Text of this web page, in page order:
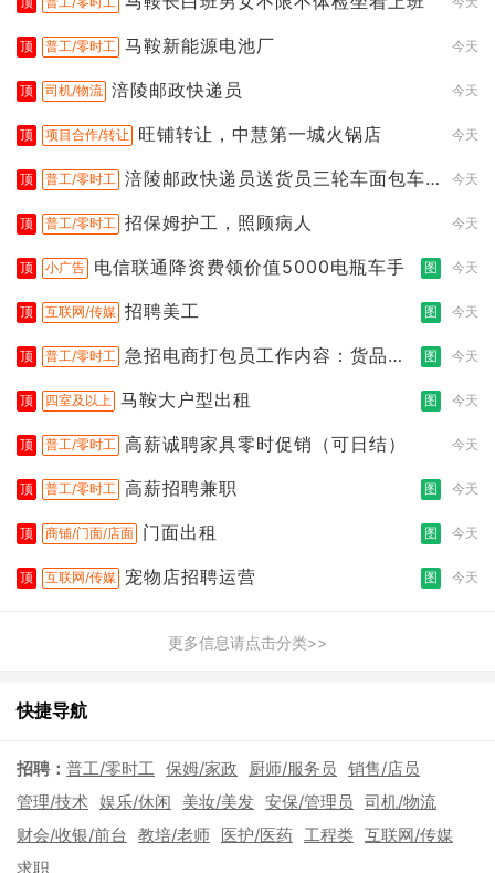
顶 普工/零时工 马鞍新能源电池厂 今天
顶 司机/物流 涪陵邮政快递员 今天
顶 项目合作/转让 旺铺转让，中慧第一城火锅店 今天
顶 普工/零时工 涪陵邮政快递员送货员三轮车面包车
今天
顶 普工/零时工 招保姆护工，照顾病人 今天
顶 小广告 电信联通降资费领价值5000电瓶车手 图 今天
顶 互联网/传媒 招聘美工 图 今天
顶 普工/零时工 急招电商打包员工作内容：货品分
图 今天
顶 四室及以上 马鞍大户型出租 图 今天
顶 普工/零时工 高薪诚聘家具零时促销（可日结） 今天
顶 普工/零时工 高薪招聘兼职 图 今天
顶 商铺/门面/店面 门面出租 图 今天
顶 互联网/传媒 宠物店招聘运营 图 今天
更多信息请点击分类>>
快捷导航
招聘： 普工/零时工 保姆/家政 厨师/服务员 销售/店员
管理/技术 娱乐/休闲 美妆/美发 安保/管理员 司机/物流
财会/收银/前台 教培/老师 医护/医药 工程类 互联网/传媒
求职